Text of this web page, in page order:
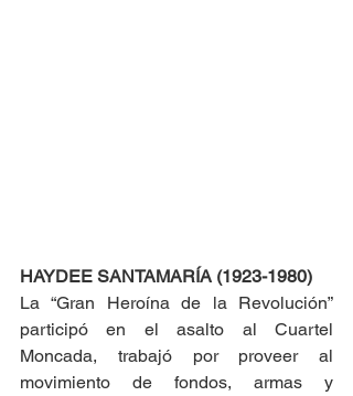
HAYDEE SANTAMARÍA (1923-1980)
La “Gran Heroína de la Revolución”
participó en el asalto al Cuartel
Moncada, trabajó por proveer al
movimiento de fondos, armas y